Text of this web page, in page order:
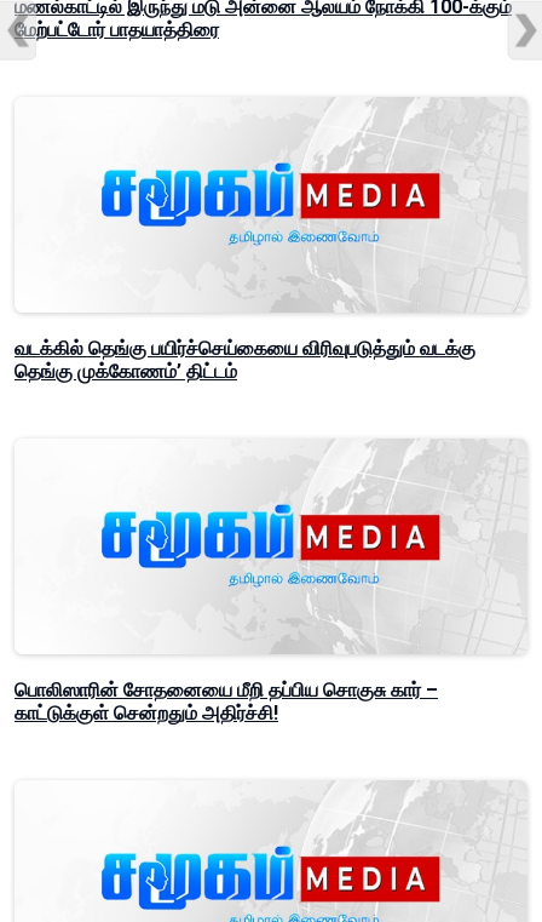
மணல்காட்டில் இருந்து மடு அன்னை ஆலயம் நோக்கி 100-க்கும்
மேற்பட்டோர் பாதயாத்திரை
வடக்கில் தெங்கு பயிர்ச்செய்கையை விரிவுபடுத்தும் வடக்கு
தெங்கு முக்கோணம்’ திட்டம்
பொலிஸாரின் சோதனையை மீறி தப்பிய சொகுசு கார் –
காட்டுக்குள் சென்றதும் அதிர்ச்சி!